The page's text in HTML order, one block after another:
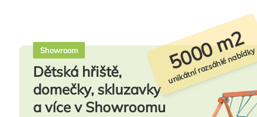
Showroom
Dětská hřiště,
domečky, skluzavky
a více v Showroomu
5000 m2
unikátní rozsáhlé nabídky